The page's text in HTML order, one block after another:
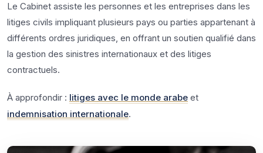
Le Cabinet assiste les personnes et les entreprises dans les
litiges civils impliquant plusieurs pays ou parties appartenant à
différents ordres juridiques, en offrant un soutien qualifié dans
la gestion des sinistres internationaux et des litiges
contractuels.
À approfondir : litiges avec le monde arabe et
indemnisation internationale.